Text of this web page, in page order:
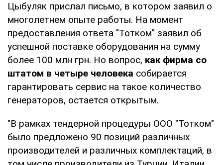
Цыбуляк прислал письмо, в котором заявил о
многолетнем опыте работы. На момент
предоставления ответа "Тотком" заявил об
успешной поставке оборудования на сумму
более 100 млн грн. Но вопрос, как фирма со
штатом в четыре человека собирается
гарантировать сервис на такое количество
генераторов, остается открытым.
"В рамках тендерной процедуры ООО "Тотком"
было предложено 90 позиций различных
производителей и различных комплектаций, в